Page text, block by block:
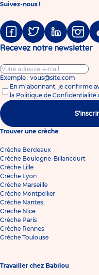
Suivez-nous !
FacebookTwitter LinkedinInstagram
Recevez notre newsletter
Exemple : vous@site.com
En m'abonnant, je confirme
la Politique de Confidentialité
Trouver une crèche
Crèche Bordeaux
Crèche Boulogne-Billancourt
Crèche Lille
Crèche Lyon
Crèche Marseille
Crèche Montpellier
Crèche Nantes
Crèche Nice
Crèche Paris
Crèche Rennes
Crèche Toulouse
Travailler chez Babilou